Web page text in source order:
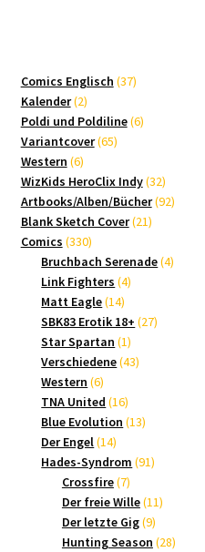
Comics Englisch 3737
Kalender 22
Produkte
Poldi und Poldiline 66
Variantcover 6565
Western 66
Produkte
WizKids HeroClix Indy 3232
Produkte
Artbooks/Alben/Bücher 9292
Blank Sketch Cover 2121
Comics 330330
Produkte
Bruchbach Serenade 44
Link Fighters 44
Matt Eagle 1414
Produkte
SBK83 Erotik 18+ 2727
Star Spartan 11
Produkt
Verschiedene 4343
Western 66
Produkte
TNA United 1616
Produkte
Blue Evolution 1313
Der Engel 1414
Produkte
Hades-Syndrom 9191
Crossfire 77
Produkte
Der freie Wille 1111
Der letzte Gig 99
Produkte
Hunting Season 2828